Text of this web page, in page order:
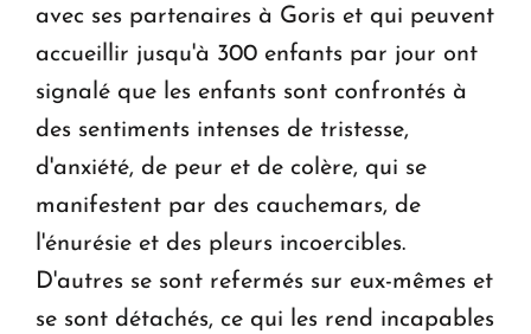
avec ses partenaires à Goris et qui peuvent
accueillir jusqu'à 300 enfants par jour ont
signalé que les enfants sont confrontés à
des sentiments intenses de tristesse,
d'anxiété, de peur et de colère, qui se
manifestent par des cauchemars, de
l'énurésie et des pleurs incoercibles.
D'autres se sont refermés sur eux-mêmes et
se sont détachés, ce qui les rend incapables